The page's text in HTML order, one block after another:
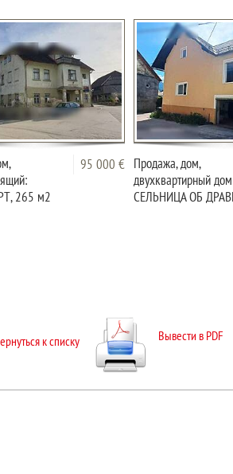
95 000 €
265 м2
Продажа, дом,
двухквартирный
СЕЛЬНИЦА ОБ
к списку Вывести в PDF